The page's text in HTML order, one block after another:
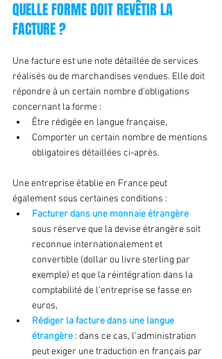
QUELLE FORME DOIT REVÊTIR LA
FACTURE ?
Une facture est une note détaillée de services
réalisés ou de marchandises vendues. Elle doit
répondre à un certain nombre d’obligations
concernant la forme :
Être rédigée en langue française,
Comporter un certain nombre de mentions
obligatoires détaillées ci-après.
Une entreprise établie en France peut
également sous certaines conditions :
Facturer dans une monnaie étrangère
sous réserve que la devise étrangère soit
reconnue internationalement et
convertible (dollar ou livre sterling par
exemple) et que la réintégration dans la
comptabilité de l’entreprise se fasse en
euros,
Rédiger la facture dans une langue
étrangère : dans ce cas, l’administration
peut exiger une traduction en français par